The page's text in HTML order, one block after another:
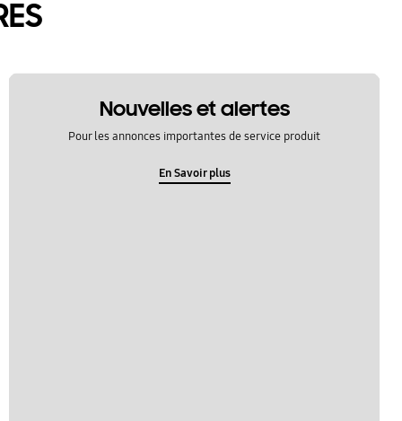
Nouvelles et alertes
Pour les annonces importantes de service produit
En Savoir plus